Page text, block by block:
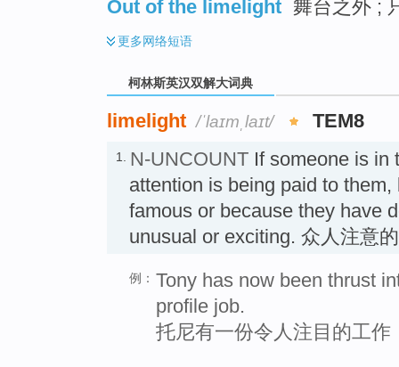
Out of the limelight 舞台之外 ;
更多网络短语
柯林斯英汉双解大词典
limelight /ˈlaɪmˌlaɪt/ TEM8
1. N-UNCOUNT If someone is in
attention is being paid to
famous or because they have
unusual or exciting. 众人注意
例： Tony has now been thrust
profile job.
托尼有一份令人注目的工